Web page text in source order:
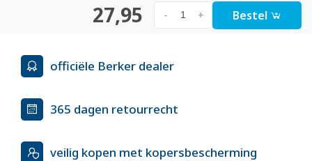
27,95 +
- Bestel
officiële Berker dealer
365 dagen retourrecht
veilig kopen met kopersbescherming